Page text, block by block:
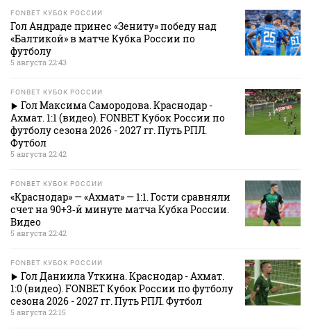
FONBET КУБОК РОССИИ
Гол Андраде принес «Зениту» победу над
«Балтикой» в матче Кубка России по
футболу
5 августа 22:43
FONBET КУБОК РОССИИ
Гол Максима Самородова. Краснодар -
Ахмат. 1:1 (видео). FONBET Кубок России по
футболу сезона 2026 - 2027 гг. Путь РПЛ.
Футбол
5 августа 22:42
FONBET КУБОК РОССИИ
«Краснодар» — «Ахмат» — 1:1. Гости сравняли
счет на 90+3‑й минуте матча Кубка России.
Видео
5 августа 22:42
FONBET КУБОК РОССИИ
Гол Даниила Уткина. Краснодар - Ахмат.
1:0 (видео). FONBET Кубок России по футболу
сезона 2026 - 2027 гг. Путь РПЛ. Футбол
5 августа 22:15